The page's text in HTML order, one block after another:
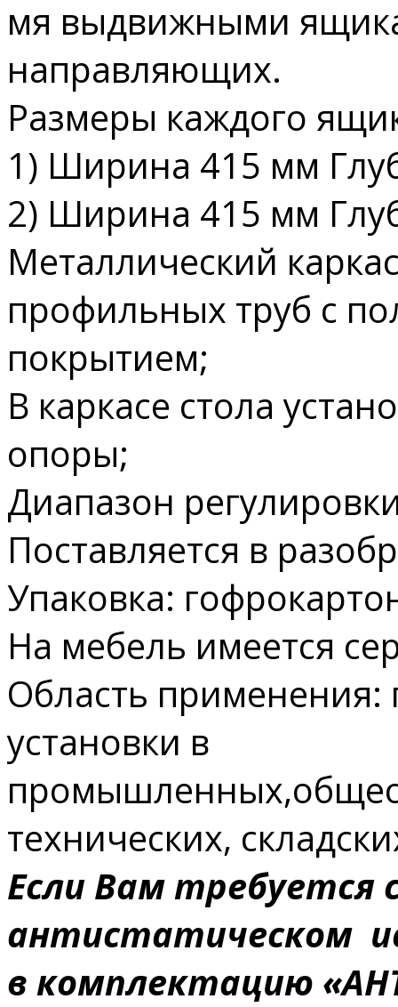
мя выдвижными
направляющих.
Размеры каждого
1) Ширина 415 мм
2) Ширина 415 мм
Металлический
профильных труб с
покрытием;
В каркасе стола
опоры;
Диапазон
Поставляется в
Упаковка:
На мебель имеется
Область применения:
установки в
технических,
Если Вам требуется
антистатическом
в комплектацию